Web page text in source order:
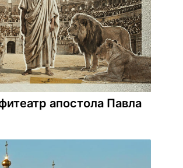
апостола Павла